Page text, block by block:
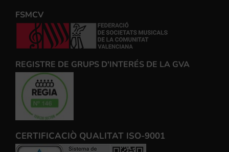
FSMCV
REGISTRE DE GRUPS D'INTERÉS DE LA GVA
CERTIFICACIÒ QUALITAT ISO-9001